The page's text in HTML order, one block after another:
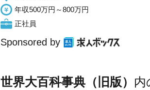
年収500万円～800万円
正社員
Sponsored by
世界大百科事典（旧版） 内